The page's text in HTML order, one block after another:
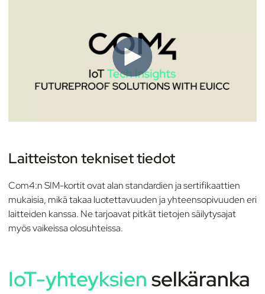
Laitteiston tekniset tiedot
Com4:n SIM-kortit ovat alan standardien ja sertifikaattien
mukaisia, mikä takaa luotettavuuden ja yhteensopivuuden eri
laitteiden kanssa. Ne tarjoavat pitkät tietojen säilytysajat
myös vaikeissa olosuhteissa.
IoT-yhteyksienselkäranka